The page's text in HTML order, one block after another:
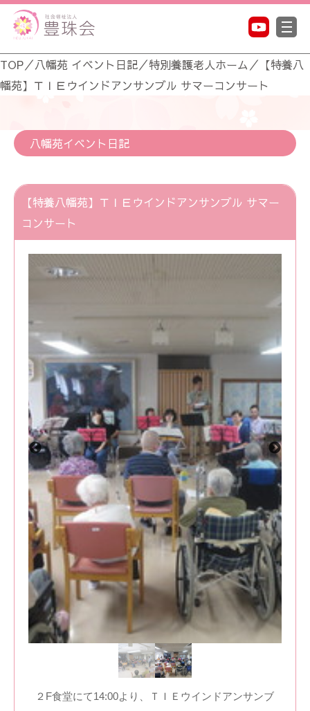
TOP／八幡苑 イベント日記／特別養護老人ホーム ／ 【特養八
幡苑】ＴＩＥウインドアンサンブル サマーコンサート
八幡苑イベント日記
【特養八幡苑】ＴＩＥウインドアンサンブル サマー
コンサート
２F食堂にて14:00より、ＴＩＥウインドアンサンブ